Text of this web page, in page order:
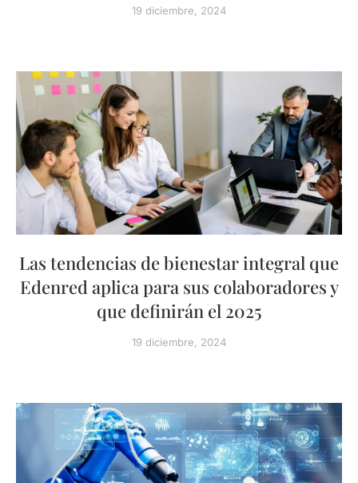
19 diciembre, 2024
Las tendencias de bienestar integral que
Edenred aplica para sus colaboradores y
que definirán el 2025
19 diciembre, 2024